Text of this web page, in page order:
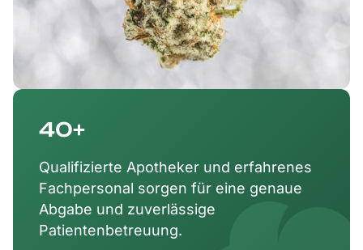
40+
Qualifizierte Apotheker und erfahrenes
Fachpersonal sorgen für eine genaue
Abgabe und zuverlässige
Patientenbetreuung.